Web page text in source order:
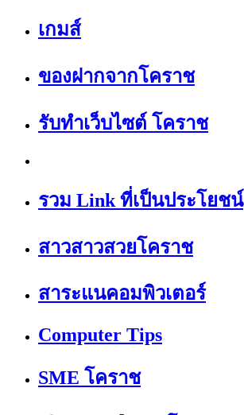
เกมส์
ของฝากจากโคราช
รับทำเว็บไซต์ โคราช
รวม Link ที่เป็นประโยชน์
สาวสาวสวยโคราช
สาระแนคอมพิวเตอร์
Computer Tips
SME โคราช